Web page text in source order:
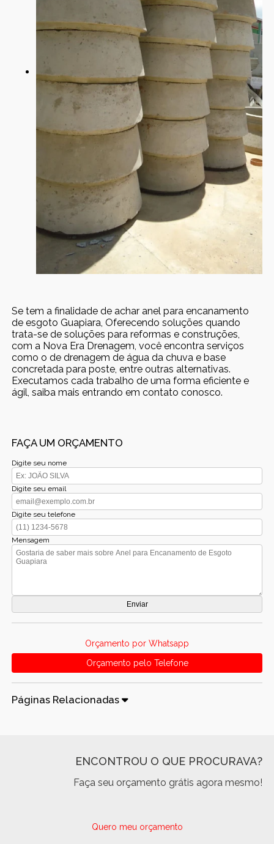
Se tem a finalidade de achar anel para encanamento
de esgoto Guapiara, Oferecendo soluções quando
trata-se de soluções para reformas e construções,
com a Nova Era Drenagem, você encontra serviços
como o de drenagem de água da chuva e base
concretada para poste, entre outras alternativas.
Executamos cada trabalho de uma forma eficiente e
ágil, saiba mais entrando em contato conosco.
FAÇA UM ORÇAMENTO
Digite seu nome
Digite seu email
Digite seu telefone
Mensagem
Orçamento por Whatsapp
Orçamento pelo Telefone
Páginas Relacionadas
ENCONTROU O QUE PROCURAVA?
Faça seu orçamento grátis agora mesmo!
Quero meu orçamento